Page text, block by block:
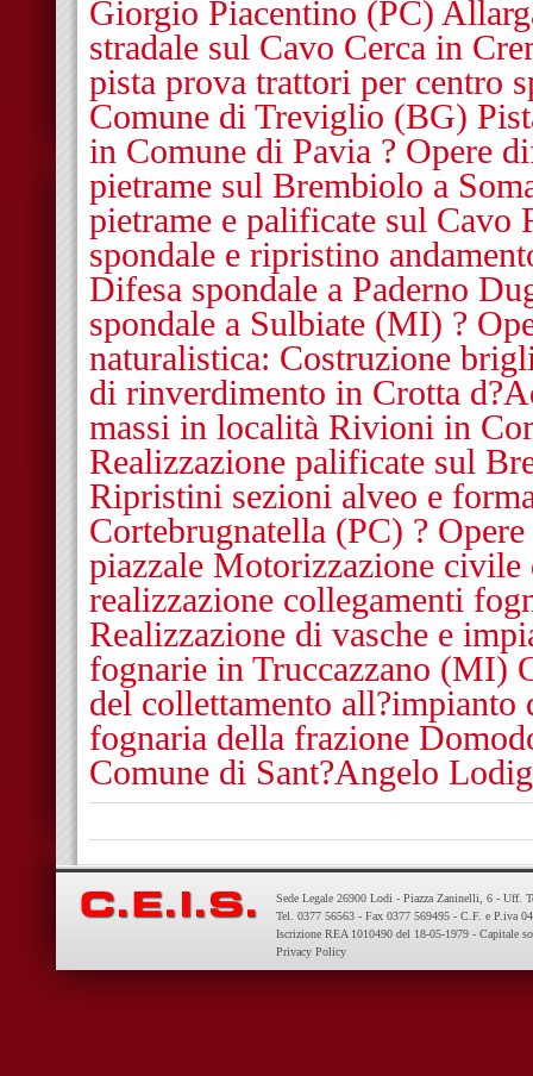
Giorgio Piacentino (PC)
stradale sul Cavo Cerca in
pista prova trattori per centro
Comune di Treviglio (BG)
in Comune di Pavia ? Opere
pietrame sul Brembiolo a
pietrame e palificate sul Cavo
spondale e ripristino
Difesa spondale a Paderno
spondale a Sulbiate (MI) ?
naturalistica: Costruzione
di rinverdimento in Crotta
massi in località Rivioni in
Realizzazione palificate sul
Ripristini sezioni alveo e
Cortebrugnatella (PC) ?
piazzale Motorizzazione
realizzazione collegamenti
Realizzazione di vasche e
fognarie in Truccazzano (MI)
del collettamento all?impianto
fognaria della frazione
Comune di Sant?Angelo
Sede Legale 26900 Lodi - Piazza Zaninelli, 6 - Uff.
Tel. 0377 56563 - Fax 0377 569495 - C.F. e P.iva
Iscrizione REA 1010490 del 18-05-1979 - Capitale
Privacy Policy